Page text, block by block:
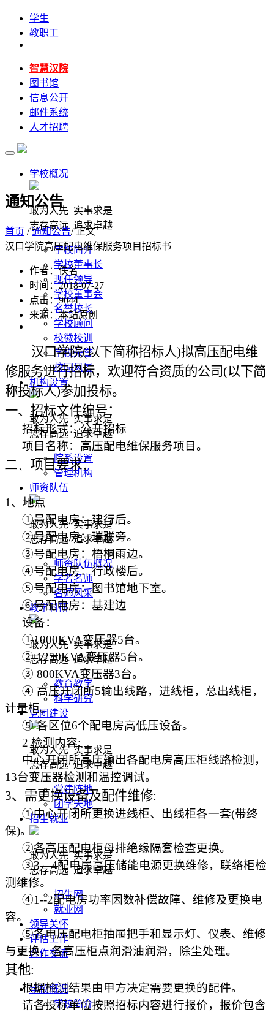
学生
教职工
智慧汉院
图书馆
信息公开
邮件系统
人才招聘
学校概况
敢为人先 实事求是
志存高远 追求卓越
学校简介
学校董事长
现任领导
学校董事会
名誉校长
学校顾问
校徽校训
学校荣誉
校园风景
机构设置
敢为人先 实事求是
志存高远 追求卓越
院系设置
管理机构
师资队伍
敢为人先 实事求是
志存高远 追求卓越
师资队伍概况
学者名师
名师风采
教学科研
敢为人先 实事求是
志存高远 追求卓越
教育教学
科学研究
党团建设
敢为人先 实事求是
志存高远 追求卓越
党建阵地
团学天地
招生就业
敢为人先 实事求是
志存高远 追求卓越
招生网
就业网
领导关怀
评估工作
合作交流
学校概况
学校简介
通知公告
首页 /通知公告/ 正文
汉口学院高压配电维保服务项目招标书
作者：佚名
时间：2018-07-27
点击：9044
来源：本站原创
汉口学院(以下简称招标人)拟高压配电维
修服务进行招标，欢迎符合资质的公司(以下简
称投标人)参加投标。
一、招标文件编号：
招标形式：公开招标
项目名称：高压配电维保服务项目。
二、 项目要求：
1 、地点
①号配电房：建行后。
②号配电房：瑞联旁。
③号配电房：梧桐雨边。
④号配电房：行政楼后。
⑤号配电房：图书馆地下室。
⑥号配电房：基建边
设备：
①1000KVA变压器5台。
②1250KVA变压器5台。
③ 800KVA变压器3台。
④ 高压开闭所5输出线路，进线柜，总出线柜，
计量柜。
⑤ 各区位6个配电房高低压设备。
2检测内容:
中心开闭所高压输出各配电房高压柜线路检测，
13台变压器检测和温控调试。
3、需更换设备及配件维修:
①中心开闭所更换进线柜、出线柜各一套(带终
保)。
②各高压配电柜母排绝缘隔套检查更换。
③3—4配电房高压储能电源更换维修，联络柜检
测维修。
④1--2配电房功率因数补偿故障、维修及更换电
容。
⑤各电压配电柜抽屉把手和显示灯、仪表、维修
与更换，各高压柜点润滑油润滑，除尘处理。
其他:
根据检测结果由甲方决定需要更换的配件。
请各投标单位按照招标内容进行报价，报价包含